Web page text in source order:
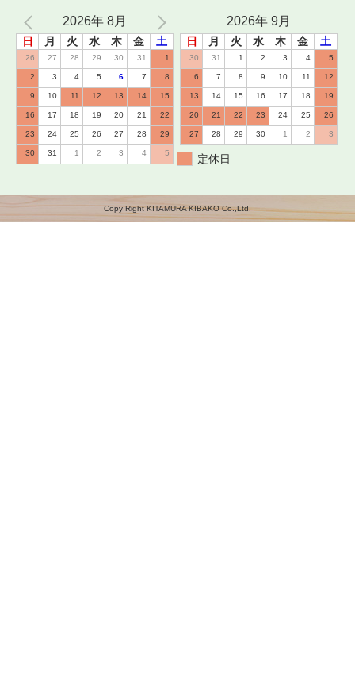
2026年 8月
日 月 火 水 木 金 土
26 27 28 29 30 31 1
2 3 4 5 6 7 8
9 10 11 12 13 14 15
16 17 18 19 20 21 22
23 24 25 26 27 28 29
30 31 1 2 3 4 5
2026年 9月
日 月 火 水 木 金 土
30 31 1 2 3 4 5
6 7 8 9 10 11 12
13 14 15 16 17 18 19
20 21 22 23 24 25 26
27 28 29 30 1 2 3
定休日
Copy Right KITAMURA KIBAKO Co.,Ltd.